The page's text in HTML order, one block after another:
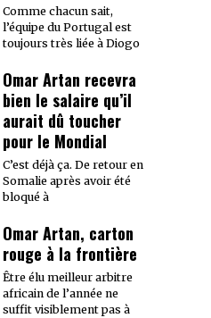
Comme chacun sait,
l’équipe du Portugal est
toujours très liée à Diogo
Omar Artan recevra
bien le salaire qu’il
aurait dû toucher
pour le Mondial
C’est déjà ça. De retour en
Somalie après avoir été
bloqué à
Omar Artan, carton
rouge à la frontière
Être élu meilleur arbitre
africain de l’année ne
suffit visiblement pas à